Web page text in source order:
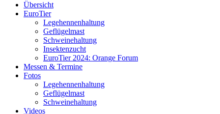
Übersicht
EuroTier
Legehennenhaltung
Geflügelmast
Schweinehaltung
Insektenzucht
EuroTier 2024: Orange Forum
Messen & Termine
Fotos
Legehennenhaltung
Geflügelmast
Schweinehaltung
Videos